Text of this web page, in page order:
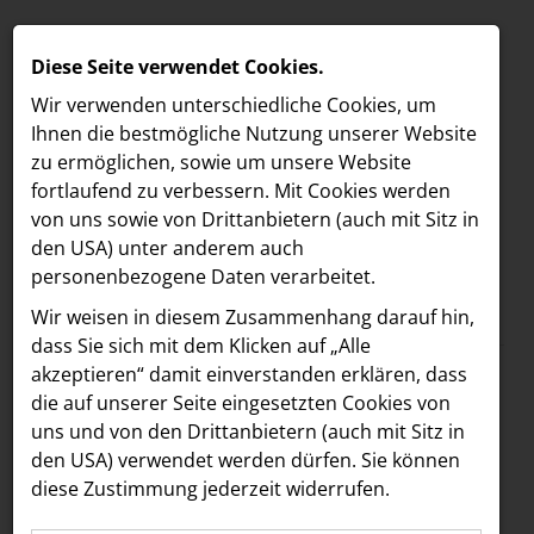
MELDUNGEN
LOEBELL NORDBERG
INNER
aehre
Astoria Artshow
B/S/H Hausgeräte
Meldungen / Vöslauer
Text Bilder
02.03.2026
Klassiker neu
interpretiert:
Diese Seite verwendet Cookies.
Wir verwenden unterschiedliche Cookies, um
Ihnen die best­mögliche Nutzung unserer Website
zu ermöglichen, sowie um unsere Website
fortlaufend zu verbessern. Mit Cookies werden
von uns sowie von Drittanbietern (auch mit Sitz in
den USA) unter anderem auch
personenbezogene Daten verarbeitet.
Wir weisen in diesem Zusammenhang darauf hin,
dass Sie sich mit dem Klicken auf „Alle
akzeptieren“ damit ein­ver­standen erklären, dass
die auf unserer Seite eingesetzten Cookies von
uns und von den Drittanbietern (auch mit Sitz in
den USA) verwendet werden dürfen. Sie können
diese Zustimmung jederzeit widerrufen.